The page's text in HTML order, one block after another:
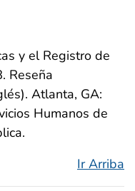
y el Registro de
Reseña
Atlanta, GA:
Humanos de
Ir Arriba